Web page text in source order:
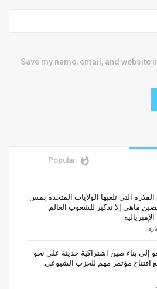
Save my name, email, and website
whatshot
Popular
القذرة التى تلعبها الولايات المتحدة بمس
ماهي إلا تذكير للشعوب العالم
إلى بناء صين اشتراكية حديثة على نحو
افتتاح مؤتمر مهم للحزب الشيوعي